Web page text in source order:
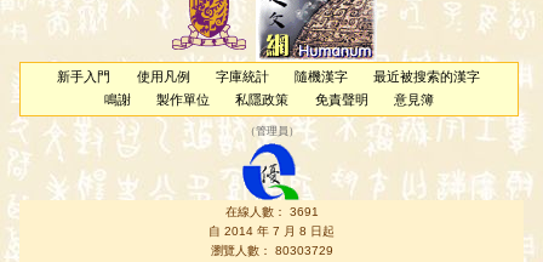
新手入門 使用凡例 字庫統計 隨機漢字
最近被搜索的漢字
鳴謝
製作單位 私隱政策 免責聲明 意見簿
（管理員 ）
在線人數： 3691
自 2014 年 7 月 8 日起
瀏覽人數： 80303729